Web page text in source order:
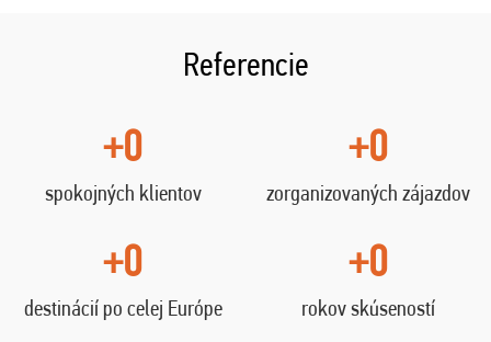
Referencie
+0
spokojných klientov
+0
zorganizovaných zájazdov
+0
destinácií po celej Európe
+0
rokov skúseností